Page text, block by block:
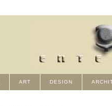
ART DESIGN